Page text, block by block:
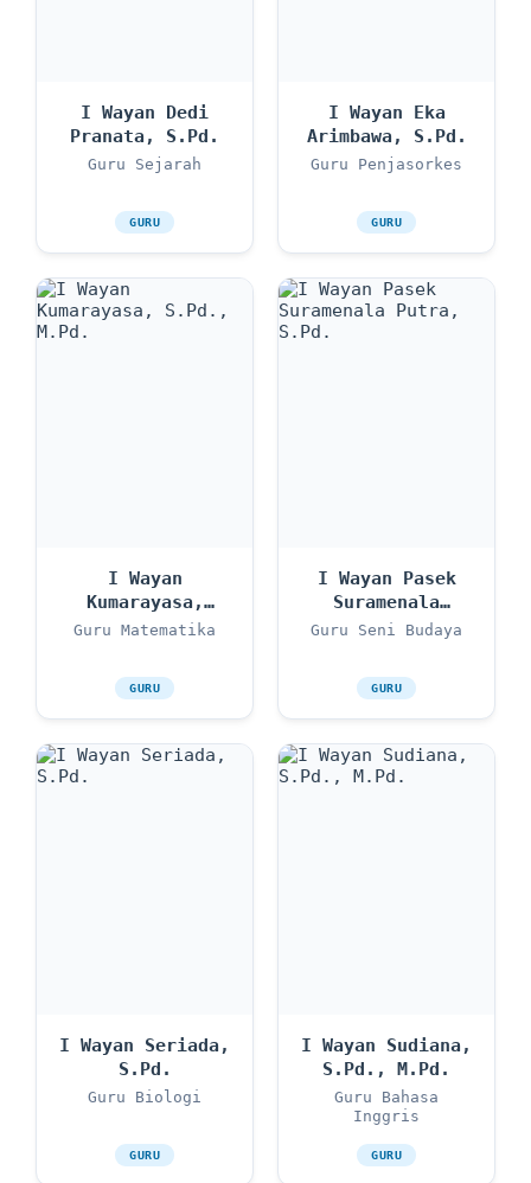
I Wayan Dedi
Pranata, S.Pd.
Guru Sejarah
GURU
I Wayan Eka
Arimbawa, S.Pd.
Guru Penjasorkes
GURU
I Wayan
Kumarayasa,
S.Pd., M.Pd.
Guru Matematika
GURU
I Wayan Pasek
Suramenala
Putra, S.Pd.
Guru Seni Budaya
GURU
I Wayan Seriada,
S.Pd.
Guru Biologi
GURU
I Wayan Sudiana,
S.Pd., M.Pd.
Guru Bahasa
Inggris
GURU